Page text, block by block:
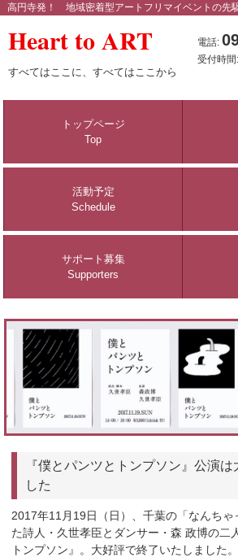
高円寺発！ 地域密着型アートフリマイベントの先
Heart to ART
すべてはここに、すべてはここから
電話:
受付時
トップページ
Top
活動予定
Schedule
サポート募集
Supporters
『僕とパンツとトンプソン』公演は
した
2017年11月19日（日）、千葉の「なんち
た詩人・久世孝臣とダンサー・森 政博の二
トンプソン』。大好評で終了いたしました